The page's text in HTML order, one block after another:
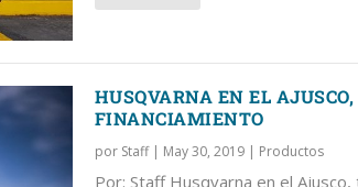
HUSQVARNA EN EL AJUSCO,
FINANCIAMIENTO
por Staff| May 30, 2019| Productos
Por: Staff Husqvarna en el